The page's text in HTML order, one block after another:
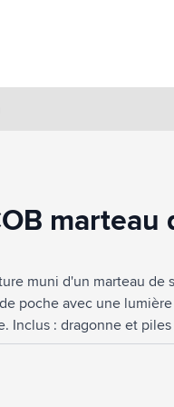
marteau
muni d'un marteau
poche avec une
Inclus : dragonne et